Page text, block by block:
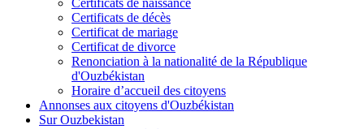
Certificats de naissance
Certificats de décès
Certificat de mariage
Certificat de divorce
Renonciation à la nationalité de la République
d'Ouzbékistan
Horaire d’accueil des citoyens
Annonses aux citoyens d'Ouzbékistan
Sur Ouzbekistan